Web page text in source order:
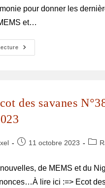
pour donner les
et…
des savanes
11 octobre 2023
de MEMS et du
lire ici :=> Ecot